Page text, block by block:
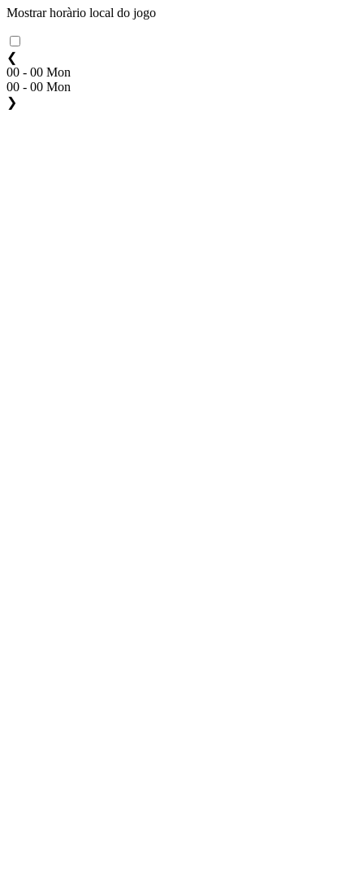
Mostrar horàrio local do jogo
❮
00 - 00 Mon
00 - 00 Mon
❯